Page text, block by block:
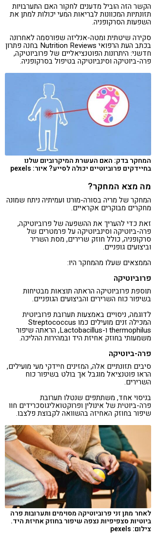
הקשר הזה הוביל מדענים לחקור האם התערבויות
תזונתיות המכוונות לבריאות המעי יכולות למתן את
השפעות הסרקופניה.
סקירה שיטתית ומטה-אנליזה שפורסמה לאחרונה
בכתב העת הרפואי Nutrition Reviews בחנה פתרון
חדשני: היתרונות הפוטנציאליים של פרוביוטיקה,
פרה-ביוטיקה וסינביוטיקה בטיפול בסרקופניה.
המחקר בדק: האם העשרת המיקרוביום שלנו
בחיידקים פרוביוטיים יכולה לסייע? איור: pexels
מה מצא המחקר?
המחקר של מריה בסורה-מורנו ועמיתיה ניתח שמונה
מחקרים מבוקרים אקראיים.
זאת כדי להעריך את ההשפעה של פרוביוטיקה,
פרה-ביוטיקה וסינביוטיקה על פרמטרים של
סרקופניה, כולל חוזק שרירים, מסת השריר
וביצועים גופניים.
הממצאים שעלו מהמחקר היו:
פרוביוטיקה
תוספת פרוביוטיקה הראתה תוצאות מבטיחות
בשיפור כוח השרירים והביצועים הגופניים.
לדוגמה, ניסויים באמצעות תערובת פרוביוטית
המכילה זנים מועילים כמו Streptococcus
thermophilus ו-Lactobacillus, הראתה שיפור
משמעותי בחוזק אחיזת היד ובמהירות ההליכה.
פרה-ביוטיקה
סיבים תזונתיים אלה, המזינים חיידקי מעי מועילים,
הראו פוטנציאל מוגבל אך בולט בשיפור כוח
השרירים.
בניסוי אחד, משתתפים שנטלו תערובת
פרה-ביוטית של אינולין ופרוקטואליגוסכרידים חוו
שיפור בחוזק האחיזה בהשוואה לקבוצת פלצבו.
לאחר מתן זני פרוביוטיקה מסוימים ותערובות פרה
ביוטיות סצפיפיות נצפה שיפור בחוזק אחיזת היד.
צילום: pexels